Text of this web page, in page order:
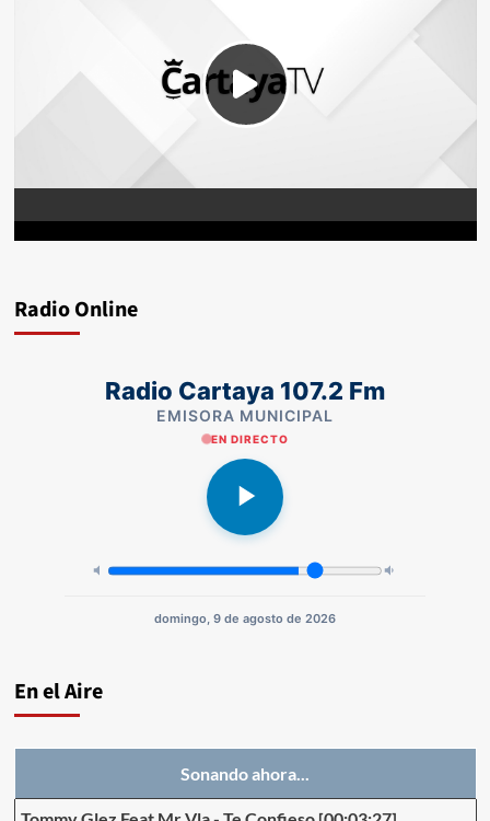
Radio Online
Radio Cartaya 107.2 Fm
EMISORA MUNICIPAL
EN DIRECTO
domingo, 9 de agosto de 2026
En el Aire
Sonando ahora...